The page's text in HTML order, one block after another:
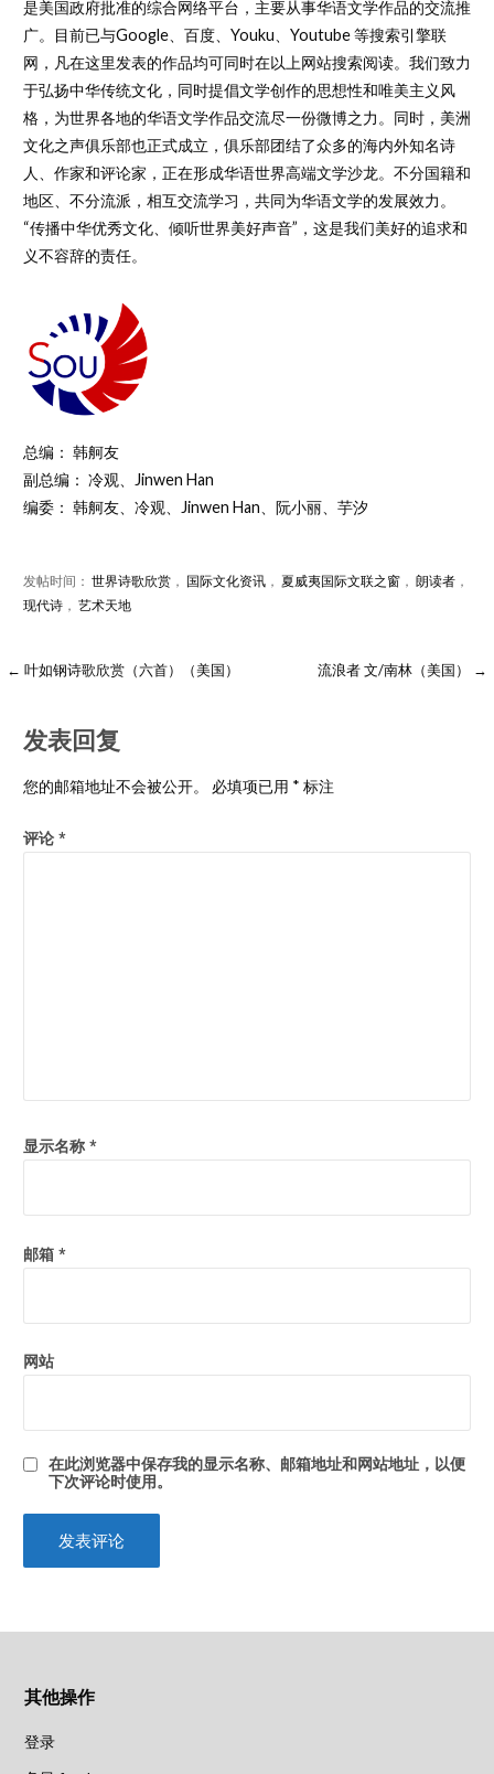
是美国政府批准的综合网络平台，主要从事华语文学作品的交流推
广。目前已与Google、百度、Youku、Youtube 等搜索引擎联
网，凡在这里发表的作品均可同时在以上网站搜索阅读。我们致力
于弘扬中华传统文化，同时提倡文学创作的思想性和唯美主义风
格，为世界各地的华语文学作品交流尽一份微博之力。同时，美洲
文化之声俱乐部也正式成立，俱乐部团结了众多的海内外知名诗
人、作家和评论家，正在形成华语世界高端文学沙龙。不分国籍和
地区、不分流派，相互交流学习，共同为华语文学的发展效力。
“传播中华优秀文化、倾听世界美好声音”，这是我们美好的追求和
义不容辞的责任。
总编： 韩舸友
副总编： 冷观、Jinwen Han
编委： 韩舸友、冷观、Jinwen Han、阮小丽、芋汐
发帖时间： 世界诗歌欣赏， 国际文化资讯， 夏威夷国际文联之窗， 朗读者，
现代诗， 艺术天地
← 叶如钢诗歌欣赏（六首）（美国） 流浪者 文/南林（美国） →
发表回复
您的邮箱地址不会被公开。 必填项已用 * 标注
评论 *
显示名称 *
邮箱 *
网站
在此浏览器中保存我的显示名称、邮箱地址和网站地址，以便
下次评论时使用。
其他操作
登录